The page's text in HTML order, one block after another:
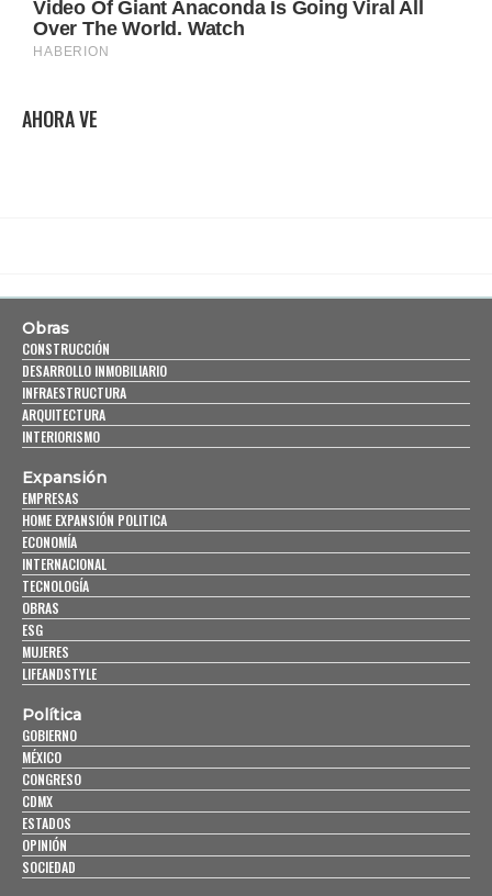
AHORA VE
Obras
CONSTRUCCIÓN
DESARROLLO INMOBILIARIO
INFRAESTRUCTURA
ARQUITECTURA
INTERIORISMO
Expansión
EMPRESAS
HOME EXPANSIÓN POLITICA
ECONOMÍA
INTERNACIONAL
TECNOLOGÍA
OBRAS
ESG
MUJERES
LIFEANDSTYLE
Política
GOBIERNO
MÉXICO
CONGRESO
CDMX
ESTADOS
OPINIÓN
SOCIEDAD